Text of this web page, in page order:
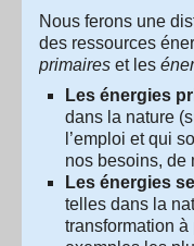
Nous ferons une
des ressources
primaires et les
Les énergies
dans la nature
l’emploi et qui
nos besoins, de
Les énergies
telles dans la
transformation à